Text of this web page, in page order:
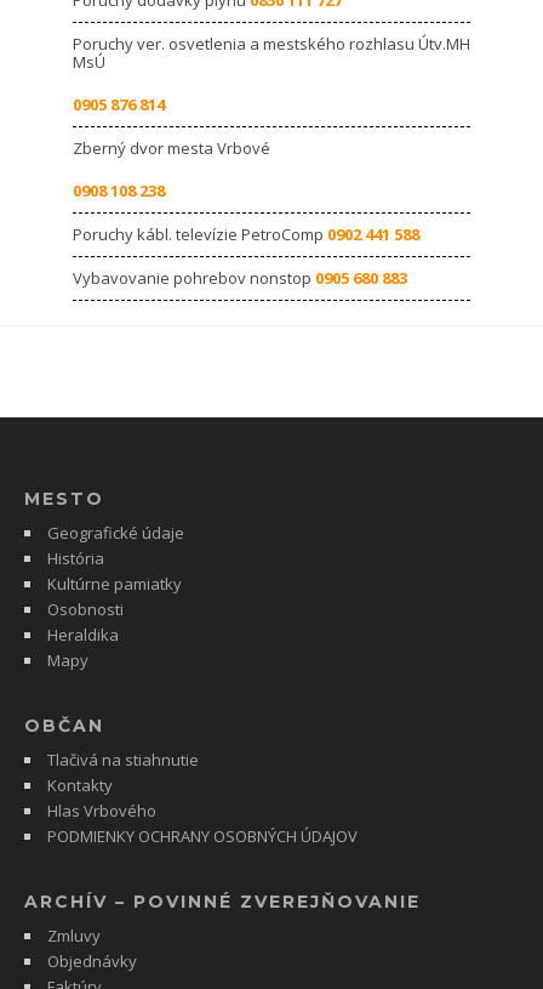
Poruchy ver. osvetlenia a mestského rozhlasu Útv.MH
MsÚ
0905 876 814
Zberný dvor mesta Vrbové
0908 108 238
Poruchy kábl. televízie PetroComp 0902 441 588
Vybavovanie pohrebov nonstop 0905 680 883
MESTO
Geografické údaje
História
Kultúrne pamiatky
Osobnosti
Heraldika
Mapy
OBČAN
Tlačivá na stiahnutie
Kontakty
Hlas Vrbového
PODMIENKY OCHRANY OSOBNÝCH ÚDAJOV
ARCHÍV – POVINNÉ ZVEREJŇOVANIE
Zmluvy
Objednávky